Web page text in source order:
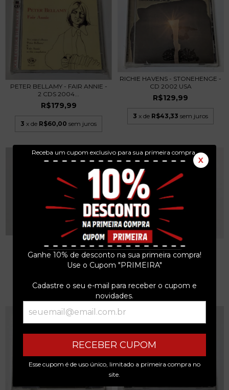
Receba um cupom exclusivo para sua primeira compra.
X
Ganhe 10% de desconto na sua primeira compra!
Use o Cupom "PRIMEIRA"
Cadastre o seu e-mail para receber o cupom e
novidades.
RECEBER CUPOM
Esse cupom é de uso único, limitado a primeira compra no
site.
PETER BELLAMY - FAIR ANNIE -
2 CDS 2004...
R$179,99
3 x de R$60,00 sem juros
RICHIE HAVENS - STONEHENGE -
CD 2002 USA
R$129,99
3 x de R$43,33 sem juros
TANGERINE DREAM -
UNDERWATER SUNLIGHT -...
R$89,99
BRYAN FERRY - BÊTE NOIRE -
CD REMASTER U...
R$89,99
x de